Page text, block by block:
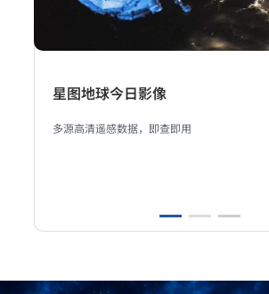
太空云
集卫星管控、太空预警、在轨推演和三维可视于一